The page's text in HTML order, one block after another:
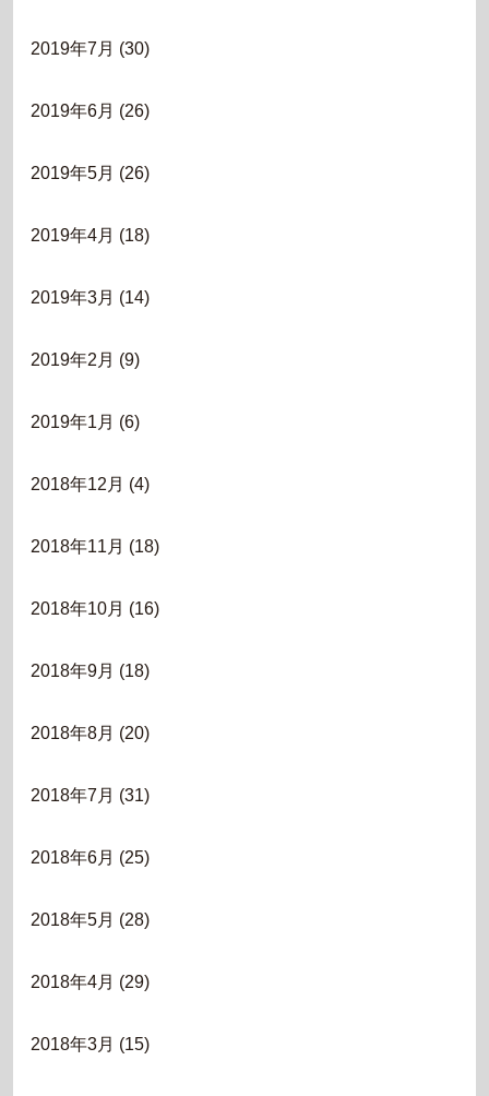
2019年7月 (30)
2019年6月 (26)
2019年5月 (26)
2019年4月 (18)
2019年3月 (14)
2019年2月 (9)
2019年1月 (6)
2018年12月 (4)
2018年11月 (18)
2018年10月 (16)
2018年9月 (18)
2018年8月 (20)
2018年7月 (31)
2018年6月 (25)
2018年5月 (28)
2018年4月 (29)
2018年3月 (15)